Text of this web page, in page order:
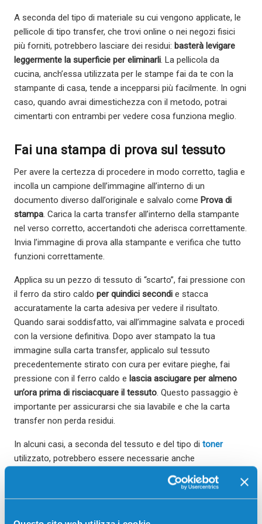
A seconda del tipo di materiale su cui vengono applicate, le
pellicole di tipo transfer, che trovi online o nei negozi fisici
più forniti, potrebbero lasciare dei residui: basterà levigare
leggermente la superficie per eliminarli. La pellicola da
cucina, anch’essa utilizzata per le stampe fai da te con la
stampante di casa, tende a incepparsi più facilmente. In ogni
caso, quando avrai dimestichezza con il metodo, potrai
cimentarti con entrambi per vedere cosa funziona meglio.
Fai una stampa di prova sul tessuto
Per avere la certezza di procedere in modo corretto, taglia e
incolla un campione dell’immagine all’interno di un
documento diverso dall’originale e salvalo come Prova di
stampa. Carica la carta transfer all’interno della stampante
nel verso corretto, accertandoti che aderisca correttamente.
Invia l’immagine di prova alla stampante e verifica che tutto
funzioni correttamente.
Applica su un pezzo di tessuto di “scarto”, fai pressione con
il ferro da stiro caldo per quindici secondi e stacca
accuratamente la carta adesiva per vedere il risultato.
Quando sarai soddisfatto, vai all’immagine salvata e procedi
con la versione definitiva. Dopo aver stampato la tua
immagine sulla carta transfer, applicalo sul tessuto
precedentemente stirato con cura per evitare pieghe, fai
pressione con il ferro caldo e lascia asciugare per almeno
un’ora prima di risciacquare il tessuto. Questo passaggio è
importante per assicurarsi che sia lavabile e che la carta
transfer non perda residui.
In alcuni casi, a seconda del tessuto e del tipo di toner
utilizzato, potrebbero essere necessarie anche
ventiquattr’ore. Una nota importante riguarda la piccola
quantità di colore che probabilmente verrà persa durante il
primo lavaggio: si tratta di un fenomeno normale, ma tieni